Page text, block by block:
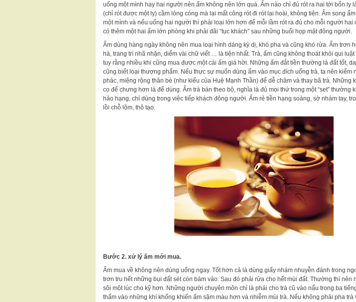
uống một mình hay hai người nên ấm không nên lớn quá. Ấm nào chỉ đủ rót ra hai tới bốn ly
(chỉ rót được một ly) cầm lóng cóng mà lại mất công rót đi rót lại hoài, không tiện. Ấm song
một mình và nếu uống hai người thì phải loại lớn hơn để mỗi lầm rót ra đủ cho mỗi người hai
có thêm một hai ấm lớn phòng khi phải đãi “tục khách” sau những buổi họp mặt đông người.
Ấm dùng hàng ngày không nên mua loại hình dáng kỳ dị, khó pha và cũng khó rửa. Ấm trơn
hà, trang trí nhã nhặn, diểm vài chữ viết … là tiện nhất. Trà, ấm cũng không thoát khỏi qui
tuy rằng nhiều khi cũng mua được một cái ấm giá hời. Những ấm đắt tiền thường là đất tốt,
cũng biết loại thượng phẩm. Nếu thực sự muốn dùng ấm vào mục đích uống trà, ta nên kiếm
phác, miệng rộng thân bè (như kiểu của Huệ Mạnh Thần) để dễ châm và thay bã trà. Những
cọ để chưng hơn là để dùng. Ấm trà bán theo bộ, nghĩa là đủ mọi thứ trong một “set” thường
hảo hạng, chỉ dùng trong việc tiếp khách đông người. Ấm rẻ tiền hạng soàng, sờ nhám tay,
lồi chỗ lõm, thô tạo.
Bước 2. xử lý ấm mới mua.
Ấm mua về không nên dùng uống ngay. Tốt hơn cả là dùng giấy nhám nhuyễn đánh trong
trơn tru hết những bụi đất sét còn bám vào. Sau đó phải rửa cho hết mùi đất. Thường thì nên
sôi một lúc cho kỹ hơn. Những người chuyên môn chỉ là phải cho trà cũ vào nấu trong ba
thấm vào những khí khổng khiến ấm sậm màu hơn và nhiễm mùi trà. Nếu không phải pha trà